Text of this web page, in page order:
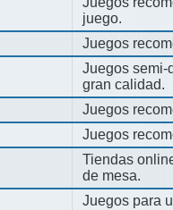
juego.
Juegos
Juegos semi-
gran calidad.
Juegos
Juegos
Tiendas
de mesa.
Juegos para